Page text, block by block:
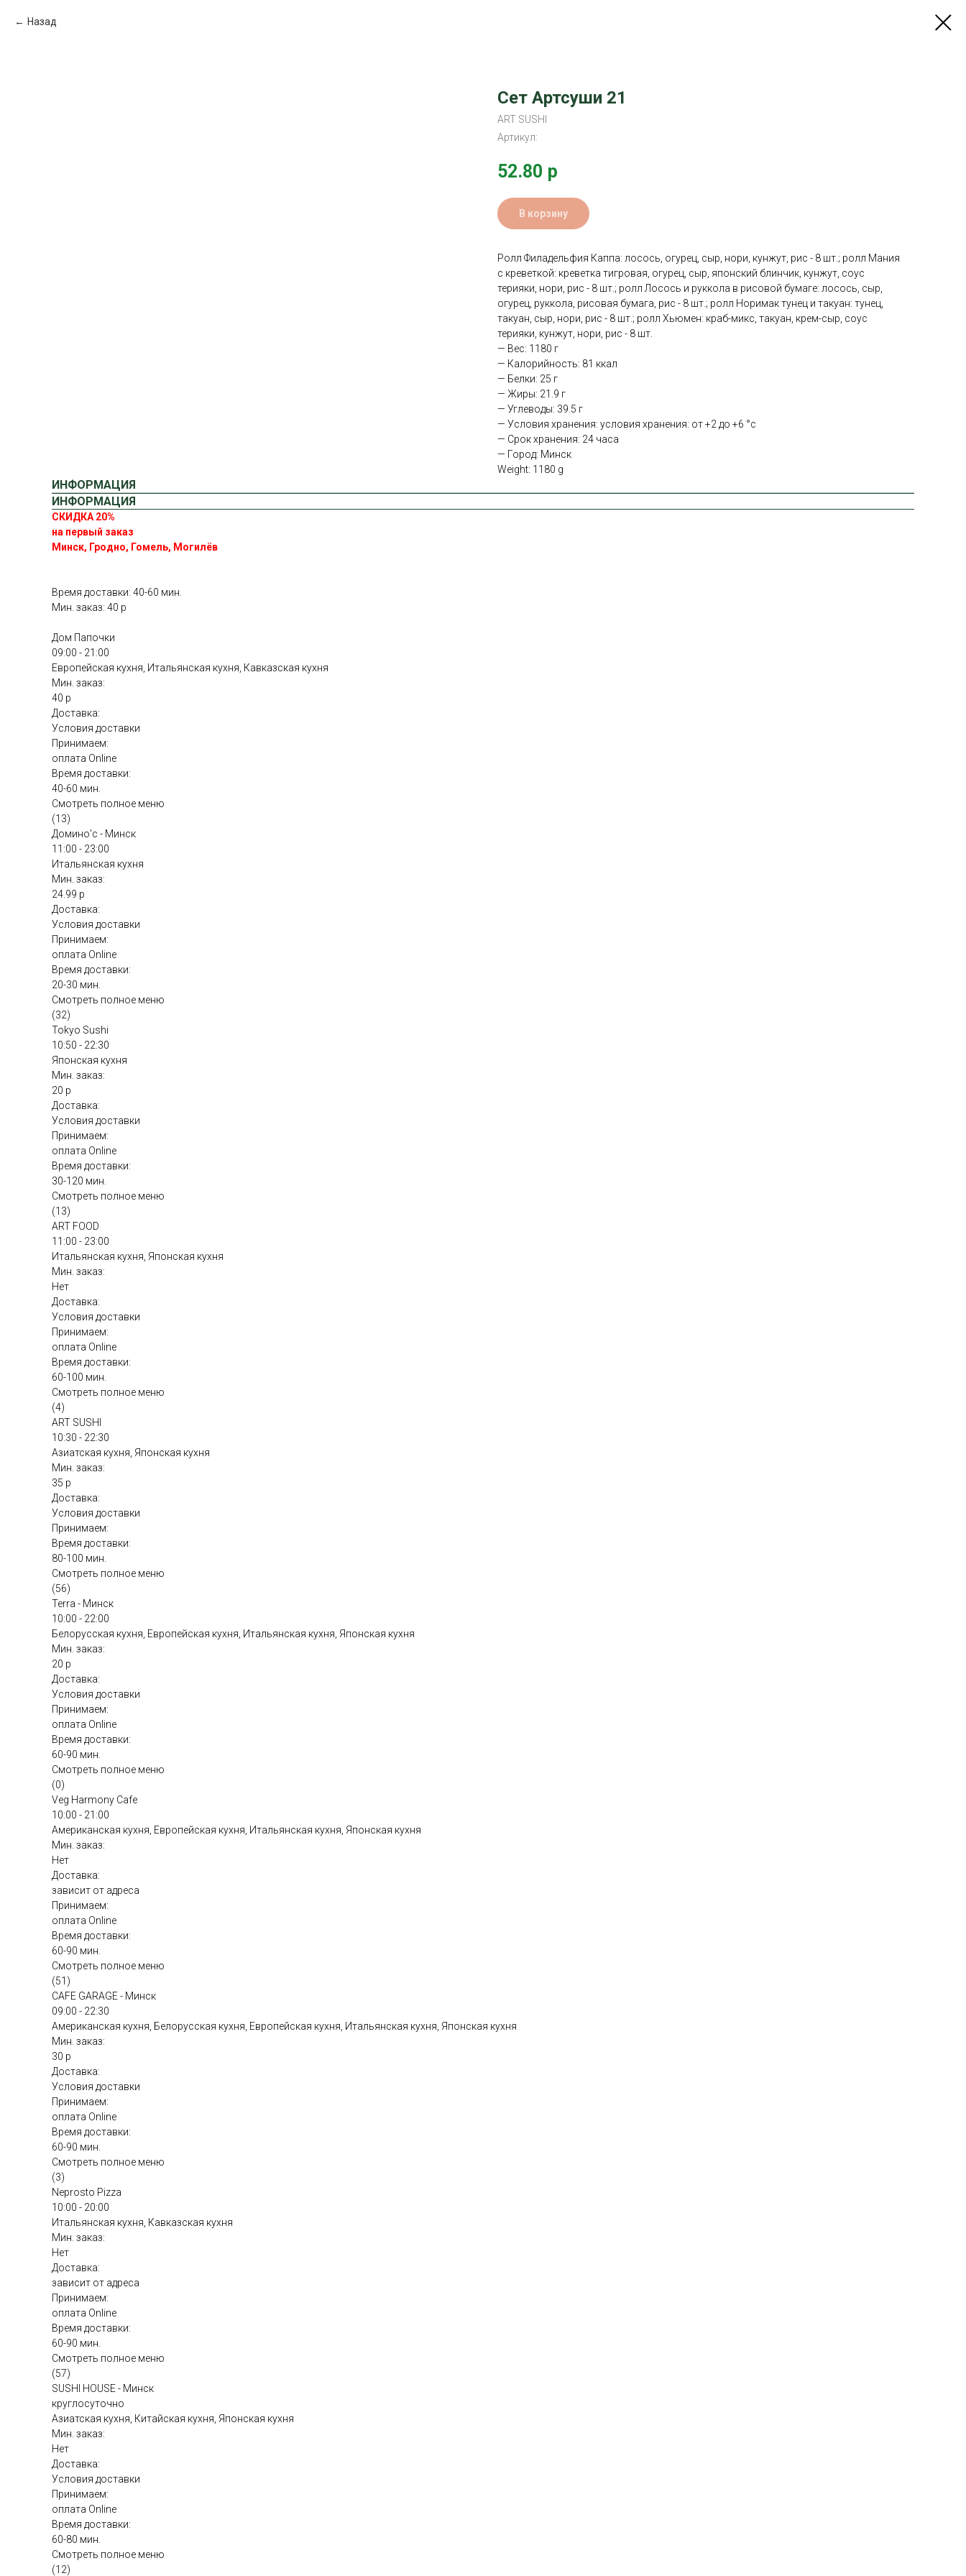
Назад
Сет Артсуши 21
ART SUSHI
Артикул:
52.80 р
В корзину
Ролл Филадельфия Каппа: лосось, огурец, сыр, нори, кунжут, рис - 8 шт.; ролл Мания
с креветкой: креветка тигровая, огурец, сыр, японский блинчик, кунжут, соус
терияки, нори, рис - 8 шт.; ролл Лосось и руккола в рисовой бумаге: лосось, сыр,
огурец, руккола, рисовая бумага, рис - 8 шт.; ролл Норимак тунец и такуан: тунец,
такуан, сыр, нори, рис - 8 шт.; ролл Хьюмен: краб-микс, такуан, крем-сыр, соус
терияки, кунжут, нори, рис - 8 шт.
— Вес: 1180 г
— Калорийность: 81 ккал
— Белки: 25 г
— Жиры: 21.9 г
— Углеводы: 39.5 г
— Условия хранения: условия хранения: от +2 до +6 °с
— Срок хранения: 24 часа
— Город: Минск
Weight: 1180 g
ИНФОРМАЦИЯ
ИНФОРМАЦИЯ
СКИДКА 20%
на первый заказ
Минск, Гродно, Гомель, Могилёв
Время доставки: 40-60 мин.
Мин. заказ: 40 р
Дом Папочки
09:00 - 21:00
Европейская кухня, Итальянская кухня, Кавказская кухня
Мин. заказ:
40 р
Доставка:
Условия доставки
Принимаем:
оплата Online
Время доставки:
40-60 мин.
Смотреть полное меню
(13)
Домино'с - Минск
11:00 - 23:00
Итальянская кухня
Мин. заказ:
24.99 р
Доставка:
Условия доставки
Принимаем:
оплата Online
Время доставки:
20-30 мин.
Смотреть полное меню
(32)
Tokyo Sushi
10:50 - 22:30
Японская кухня
Мин. заказ:
20 р
Доставка:
Условия доставки
Принимаем:
оплата Online
Время доставки:
30-120 мин.
Смотреть полное меню
(13)
ART FOOD
11:00 - 23:00
Итальянская кухня, Японская кухня
Мин. заказ:
Нет
Доставка:
Условия доставки
Принимаем:
оплата Online
Время доставки:
60-100 мин.
Смотреть полное меню
(4)
ART SUSHI
10:30 - 22:30
Азиатская кухня, Японская кухня
Мин. заказ:
35 р
Доставка:
Условия доставки
Принимаем:
Время доставки:
80-100 мин.
Смотреть полное меню
(56)
Terra - Минск
10:00 - 22:00
Белорусская кухня, Европейская кухня, Итальянская кухня, Японская кухня
Мин. заказ:
20 р
Доставка:
Условия доставки
Принимаем:
оплата Online
Время доставки:
60-90 мин.
Смотреть полное меню
(0)
Veg Harmony Cafe
10:00 - 21:00
Американская кухня, Европейская кухня, Итальянская кухня, Японская кухня
Мин. заказ:
Нет
Доставка:
зависит от адреса
Принимаем:
оплата Online
Время доставки:
60-90 мин.
Смотреть полное меню
(51)
CAFE GARAGE - Минск
09:00 - 22:30
Американская кухня, Белорусская кухня, Европейская кухня, Итальянская кухня, Японская кухня
Мин. заказ:
30 р
Доставка:
Условия доставки
Принимаем:
оплата Online
Время доставки:
60-90 мин.
Смотреть полное меню
(3)
Neprosto Pizza
10:00 - 20:00
Итальянская кухня, Кавказская кухня
Мин. заказ:
Нет
Доставка:
зависит от адреса
Принимаем:
оплата Online
Время доставки:
60-90 мин.
Смотреть полное меню
(57)
SUSHI HOUSE - Минск
круглосуточно
Азиатская кухня, Китайская кухня, Японская кухня
Мин. заказ:
Нет
Доставка:
Условия доставки
Принимаем:
оплата Online
Время доставки:
60-80 мин.
Смотреть полное меню
(12)